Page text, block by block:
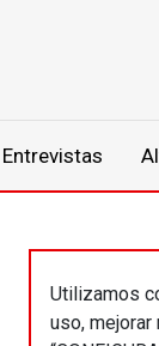
Entrevistas
Utilizamos
uso,